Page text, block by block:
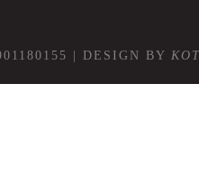
| DESIGN BY